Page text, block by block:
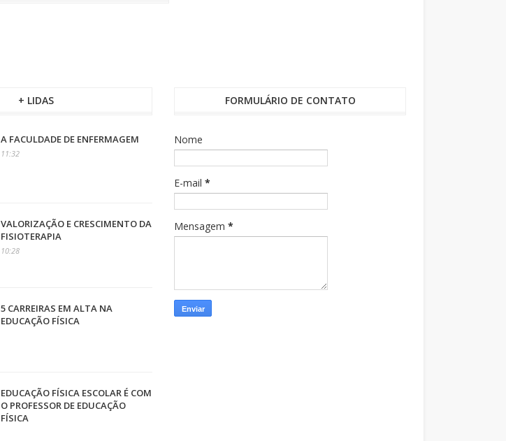
+ LIDAS
A FACULDADE DE ENFERMAGEM
11:32
VALORIZAÇÃO E CRESCIMENTO DA
FISIOTERAPIA
10:28
5 CARREIRAS EM ALTA NA
EDUCAÇÃO FÍSICA
EDUCAÇÃO FÍSICA ESCOLAR É COM
O PROFESSOR DE EDUCAÇÃO
FÍSICA
FORMULÁRIO DE CONTATO
Nome
E-mail*
Mensagem*